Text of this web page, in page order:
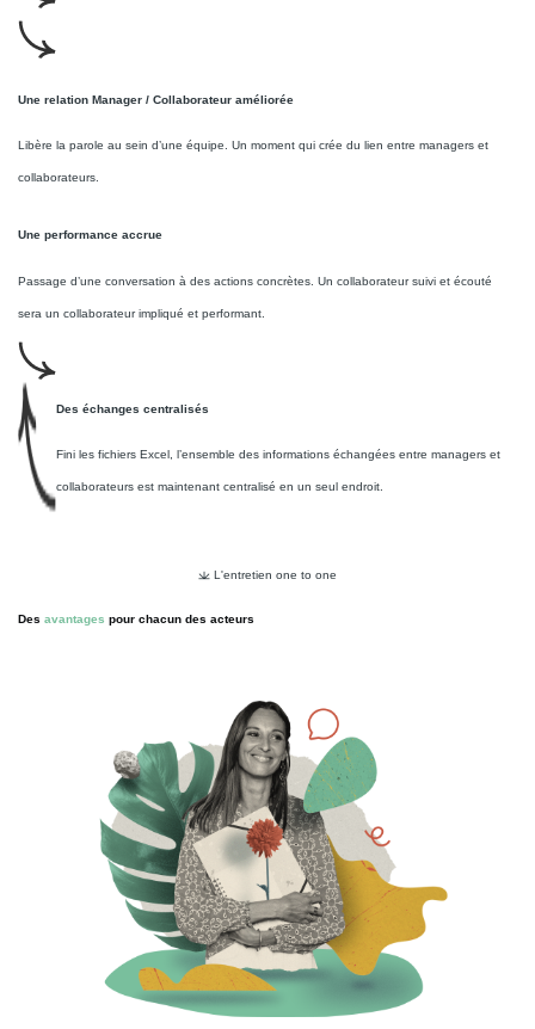
Une relation Manager / Collaborateur améliorée
Libère la parole au sein d’une équipe. Un moment qui crée du lien entre managers et
collaborateurs.
Une performance accrue
Passage d’une conversation à des actions concrètes. Un collaborateur suivi et écouté
sera un collaborateur impliqué et performant.
Des échanges centralisés
Fini les fichiers Excel, l’ensemble des informations échangées entre managers et
collaborateurs est maintenant centralisé en un seul endroit.
L'entretien one to one
Des avantages pour chacun des acteurs